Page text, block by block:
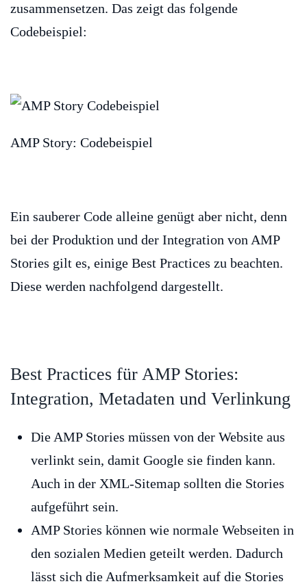
zusammensetzen. Das zeigt das folgende
Codebeispiel:
AMP Story: Codebeispiel
Ein sauberer Code alleine genügt aber nicht, denn
bei der Produktion und der Integration von AMP
Stories gilt es, einige Best Practices zu beachten.
Diese werden nachfolgend dargestellt.
Best Practices für AMP Stories:
Integration, Metadaten und Verlinkung
Die AMP Stories müssen von der Website aus
verlinkt sein, damit Google sie finden kann.
Auch in der XML-Sitemap sollten die Stories
aufgeführt sein.
AMP Stories können wie normale Webseiten in
den sozialen Medien geteilt werden. Dadurch
lässt sich die Aufmerksamkeit auf die Stories